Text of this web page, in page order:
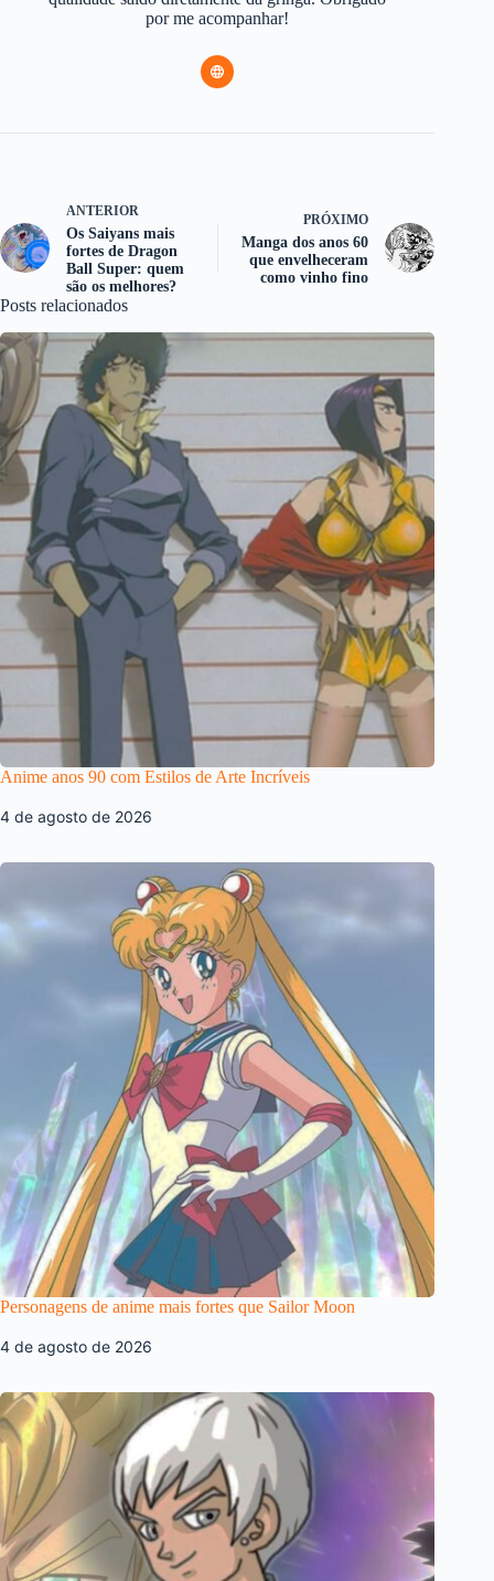
por me acompanhar!
ANTERIOR
Os Saiyans mais
fortes de Dragon
Ball Super: quem
são os melhores?
PRÓXIMO
Manga dos anos 60
que envelheceram
como vinho fino
Posts relacionados
Anime anos 90 com Estilos de Arte Incríveis
4 de agosto de 2026
Personagens de anime mais fortes que Sailor Moon
4 de agosto de 2026